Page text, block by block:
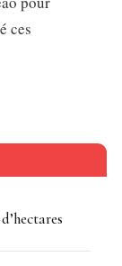
ces